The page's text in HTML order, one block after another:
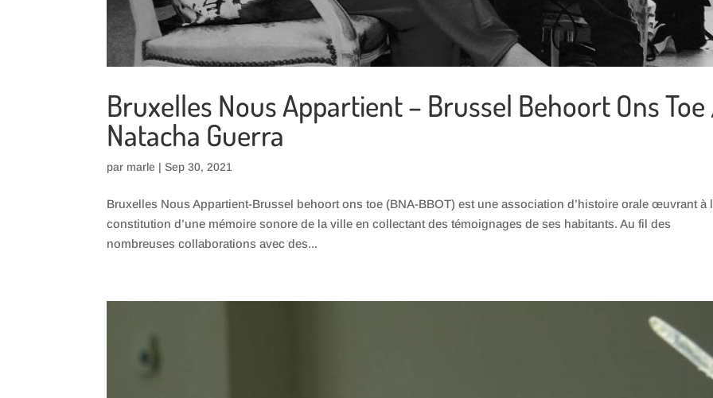
Bruxelles Nous Appartient – Brussel Behoort Ons
Natacha Guerra
par marle | Sep 30, 2021
Bruxelles Nous Appartient-Brussel behoort ons toe (BNA-BBOT) est une association d’histoire orale œuvrant à
constitution d’une mémoire sonore de la ville en collectant des témoignages de ses habitants. Au fil des
nombreuses collaborations avec des...